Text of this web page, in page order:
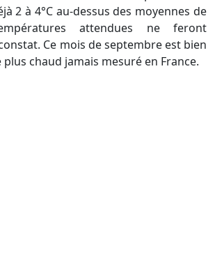
2 à 4°C au-dessus des moyennes de
attendues ne feront
Ce mois de septembre est bien
chaud jamais mesuré en France.